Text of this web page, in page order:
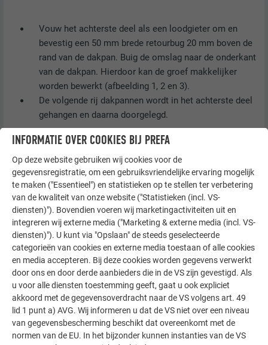
Vouw het achterste deel als een loodgieter om en
bevestig een 50 mm brede retourbug 20 mm boven de
rand van de dakpan. Buig de omslag naar de onderkant
van de dakpan. Hierdoor kan de groef makkelijker
worden bewerkt (afbeelding 1, 2 en 3).
De volgende rij dakpannen wordt in het achterste deel
gehangen en daarna doorgelegd.
TIP
We raden aan om een snoermaat ook bij kleinere
schoorstenen of omlijstingen te gebruiken.
DAKLOSANGE 29 × 29 EN 44 × 44
VOORSTE DEEL
INFORMATIE OVER COOKIES BIJ PREFA
Op deze website gebruiken wij cookies voor de
gegevensregistratie, om een gebruiksvriendelijke ervaring mogelijk
te maken ("Essentieel") en statistieken op te stellen ter verbetering
van de kwaliteit van onze website ("Statistieken (incl. VS-
diensten)"). Bovendien voeren wij marketingactiviteiten uit en
integreren wij externe media ("Marketing & externe media (incl. VS-
diensten)"). U kunt via "Opslaan" de steeds geselecteerde
categorieën van cookies en externe media toestaan of alle cookies
en media accepteren. Bij deze cookies worden gegevens verwerkt
door ons en door derde aanbieders die in de VS zijn gevestigd. Als
u voor alle diensten toestemming geeft, gaat u ook expliciet
akkoord met de gegevensoverdracht naar de VS volgens art. 49
lid 1 punt a) AVG. Wij informeren u dat de VS niet over een niveau
van gegevensbescherming beschikt dat overeenkomt met de
normen van de EU. In het bijzonder kunnen instanties van de VS